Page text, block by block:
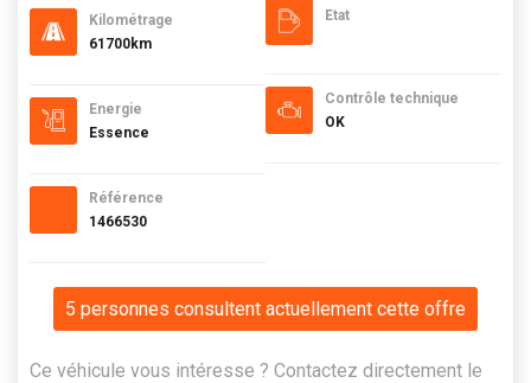
Kilométrage
61700km
Energie
Essence
Référence
1466530
Etat
Contrôle technique
OK
5 personnes consultent actuellement cette offre
Ce véhicule vous intéresse ? Contactez directement le